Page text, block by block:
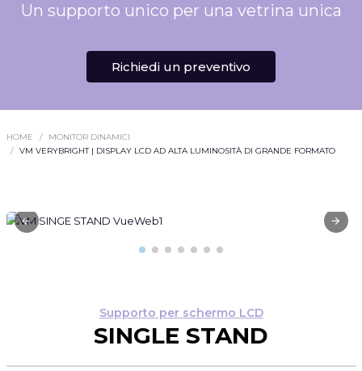
Un supporto unico per una vetrina unica
Richiedi un preventivo
HOME
MONITOR DINAMICI
VM VERYBRIGHT | DISPLAY LCD AD ALTA LUMINOSITÀ DI GRANDE FORMATO
Supporto per schermo LCD
SINGLE STAND